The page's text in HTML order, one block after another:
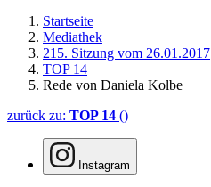
Startseite
Mediathek
215. Sitzung vom 26.01.2017
TOP 14
Rede von Daniela Kolbe
zurück zu: TOP 14 ()
Instagram